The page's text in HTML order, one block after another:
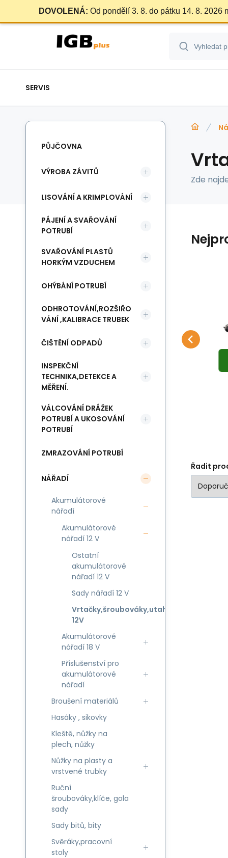
DOVOLENÁ: Od pondělí 3. 8. do pátku 14. 8. 2026
SERVIS
Zde
M12 FPTR-0
Milwaukee
Kód:4933480756
EAN:4058546410414
DO KOŠÍKU
Oblíbený
Porovnat
M12FPTR-0 AKU RÁZOVÝ
UTAHOVÁK XXX
Řadit
PŮJČOVNA
VÝROBA ZÁVITŮ
LISOVÁNÍ A KRIMPLOVÁNÍ
PÁJENÍ A SVAŘOVÁNÍ
POTRUBÍ
SVAŘOVÁNÍ PLASTŮ
HORKÝM VZDUCHEM
OHÝBÁNÍ POTRUBÍ
ODHROTOVÁNÍ,ROZŠIŘO
VÁNÍ ,KALIBRACE TRUBEK
ČIŠTĚNÍ ODPADŮ
INSPEKČNÍ
TECHNIKA,DETEKCE A
MĚŘENÍ.
VÁLCOVÁNÍ DRÁŽEK
POTRUBÍ A UKOSOVÁNÍ
POTRUBÍ
ZMRAZOVÁNÍ POTRUBÍ
NÁŘADÍ
Akumulátorové
nářadí
Akumulátorové
nářadí 12 V
Ostatní
akumulátorové
nářadí 12 V
Sady nářadí 12 V
Vrtačky,šroubováky,utahováky
12V
Akumulátorové
nářadí 18 V
Příslušenství pro
akumulátorové
nářadí
Broušení materiálů
Hasáky , sikovky
Kleště, nůžky na
plech, nůžky
Nůžky na plasty a
vrstvené trubky
Ruční
šroubováky,klíče, gola
sady
Sady bitů, bity
Svěráky,pracovní
stoly